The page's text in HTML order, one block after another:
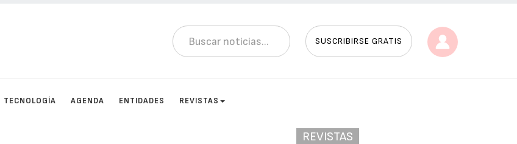
SUSCRIBIRSE GRATIS
TECNOLOGÍA AGENDA ENTIDADES REVISTAS
REVISTAS